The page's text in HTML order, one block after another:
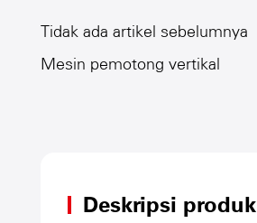
Tidak ada artikel sebelumnya
Mesin pemotong vertikal
Deskripsi produk